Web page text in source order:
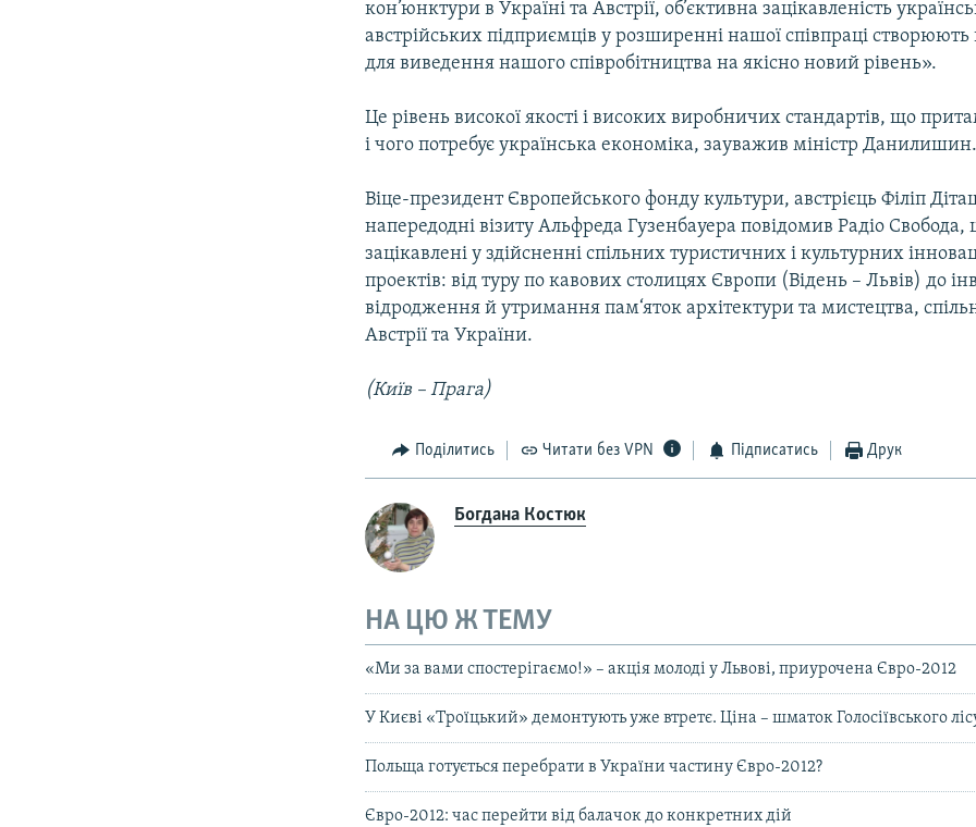
кон’юнктури в Україні та Австрії, об’єктивна зацікавленість
австрійських підприємців у розширенні нашої співпраці
для виведення нашого співробітництва на якісно новий рівень».
Це рівень високої якості і високих виробничих стандартів, що
і чого потребує українська економіка, зауважив міністр
Віце-президент Європейського фонду культури, австрієць Філіп
напередодні візиту Альфреда Гузенбауера повідомив Радіо Свобода,
зацікавлені у здійсненні спільних туристичних і культурних
проектів: від туру по кавових столицях Європи (Відень – Львів) до
відродження й утримання пам‘яток архітектури та мистецтва,
Австрії та України.
(Київ – Прага)
Поділитись Читати без VPN Підписатись Друк
Богдана Костюк
НА ЦЮ Ж ТЕМУ
«Ми за вами спостерігаємо!» – акція молоді у Львові, приурочена Євро-2012
У Києві «Троїцький» демонтують уже втретє. Ціна – шматок Голосіївського
Польща готується перебрати в України частину Євро-2012?
Євро-2012: час перейти від балачок до конкретних дій